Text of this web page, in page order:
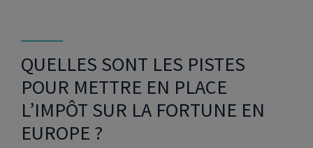
QUELLES SONT LES PISTES
POUR METTRE EN PLACE
L’IMPÔT SUR LA FORTUNE EN
EUROPE ?